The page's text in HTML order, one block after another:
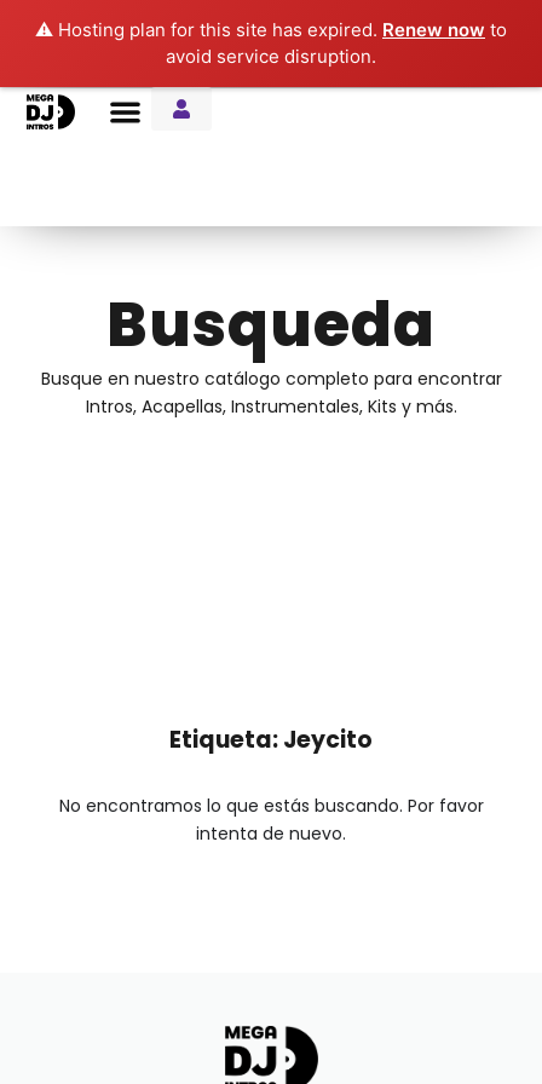
⚠️ Hosting plan for this site has expired. Renew now to
avoid service disruption.
Busqueda
Busque en nuestro catálogo completo para encontrar
Intros, Acapellas, Instrumentales, Kits y más.
Etiqueta: Jeycito
No encontramos lo que estás buscando. Por favor
intenta de nuevo.